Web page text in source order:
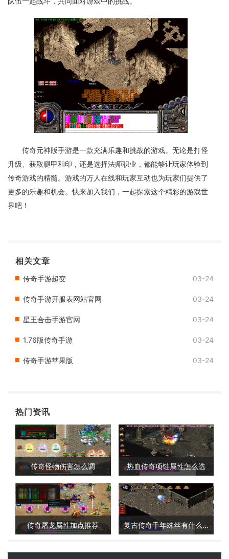
传奇元神版手游是一款充满乐趣和挑战的游戏。无论是打怪
升级、获取腿甲和印，还是选择法师职业，都能够让玩家体验到
传奇游戏的精髓。游戏的万人在线和玩家互动也为玩家们提供了
更多的乐趣和机会。快来加入我们，一起探索这个精彩的游戏世
界吧！
相关文章
传奇手游超变 03-24
传奇手游开服表网站官网 03-24
星王合击手游官网 03-24
1.76版传奇手游 03-24
传奇手游苹果版 03-24
热门资讯
传奇怪物伤害怎么调 热血传奇项链属性怎么选
传奇屠龙属性加点推荐 复古传奇千年蛛丝有什么用